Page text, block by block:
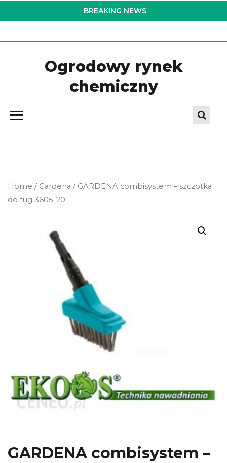
to
BREAKING NEWS
Ogrodowy rynek
chemiczny
Home / Gardena / GARDENA combisystem – szczotka
do fug 3605-20
GARDENA combisystem –